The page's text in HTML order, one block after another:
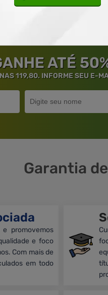
ATÉ
119,80. INFORME SEU E-
Garantia de
e promovemos
e foco
Com mais de
em todo